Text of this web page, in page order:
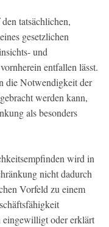
tatsächlichen,
gesetzlichen
und
entfallen lässt.
die Notwendigkeit der
werden kann,
als besonders
wird in
nicht dadurch
Vorfeld zu einem
eingewilligt oder erklärt